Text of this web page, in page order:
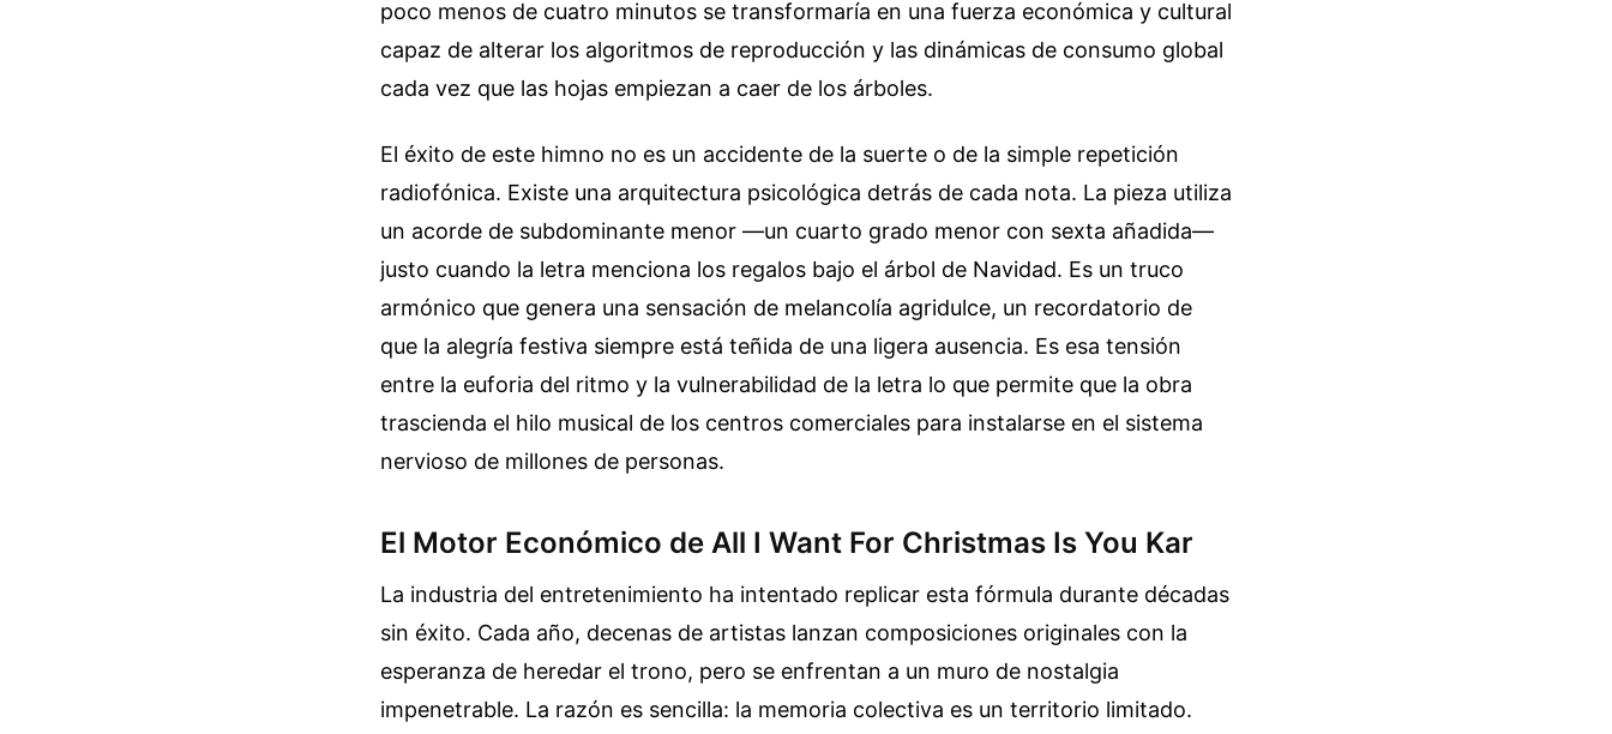
poco menos de cuatro minutos se transformaría en una fuerza económica y cultural
capaz de alterar los algoritmos de reproducción y las dinámicas de consumo global
cada vez que las hojas empiezan a caer de los árboles.
El éxito de este himno no es un accidente de la suerte o de la simple repetición
radiofónica. Existe una arquitectura psicológica detrás de cada nota. La pieza utiliza
un acorde de subdominante menor —un cuarto grado menor con sexta añadida—
justo cuando la letra menciona los regalos bajo el árbol de Navidad. Es un truco
armónico que genera una sensación de melancolía agridulce, un recordatorio de
que la alegría festiva siempre está teñida de una ligera ausencia. Es esa tensión
entre la euforia del ritmo y la vulnerabilidad de la letra lo que permite que la obra
trascienda el hilo musical de los centros comerciales para instalarse en el sistema
nervioso de millones de personas.
El Motor Económico de All I Want For Christmas Is You Kar
La industria del entretenimiento ha intentado replicar esta fórmula durante décadas
sin éxito. Cada año, decenas de artistas lanzan composiciones originales con la
esperanza de heredar el trono, pero se enfrentan a un muro de nostalgia
impenetrable. La razón es sencilla: la memoria colectiva es un territorio limitado.